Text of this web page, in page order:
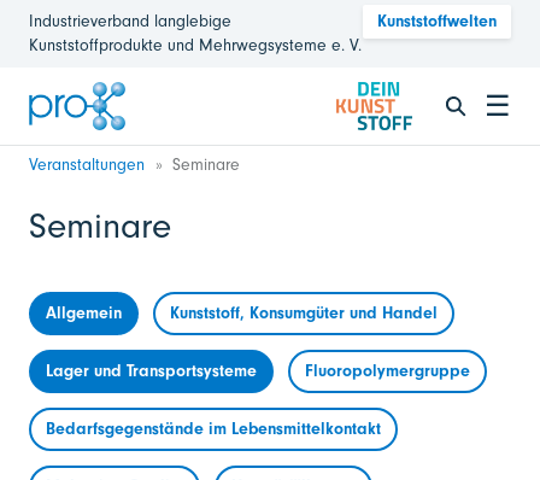
Industrieverband langlebige
Kunststoffprodukte und Mehrwegsysteme e. V.
Kunststoffwelten
☰
Veranstaltungen Seminare
Seminare
Allgemein Kunststoff, Konsumgüter und Handel
Lager und Transportsysteme Fluoropolymergruppe
Bedarfsgegenstände im Lebensmittelkontakt